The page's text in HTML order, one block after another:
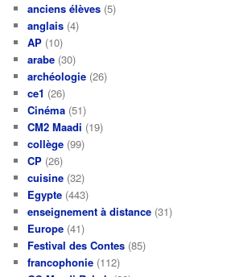
anciens élèves (5)
anglais (4)
AP (10)
arabe (30)
archéologie (26)
ce1 (26)
Cinéma (51)
CM2 Maadi (19)
collège (99)
CP (26)
cuisine (32)
Egypte (443)
enseignement à distance (31)
Europe (41)
Festival des Contes (85)
francophonie (112)